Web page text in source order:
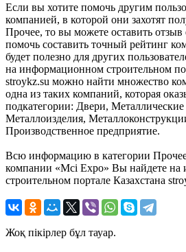
Если вы хотите помочь другим
компанией, в которой они захотят
Прочее, то вы можете оставить
помочь составить точный рейтинг
будет полезно для других
на информационном строительном
stroykz.su можно найти множество
одна из таких компаний, которая
подкатегории: Двери,
Металлоизделия,
Производственное предприятие.
Всю информацию в категории
компании «Mci Expo» Вы найдете
строительном портале Казахстана
Жоқ пікірлер бұл тауар.